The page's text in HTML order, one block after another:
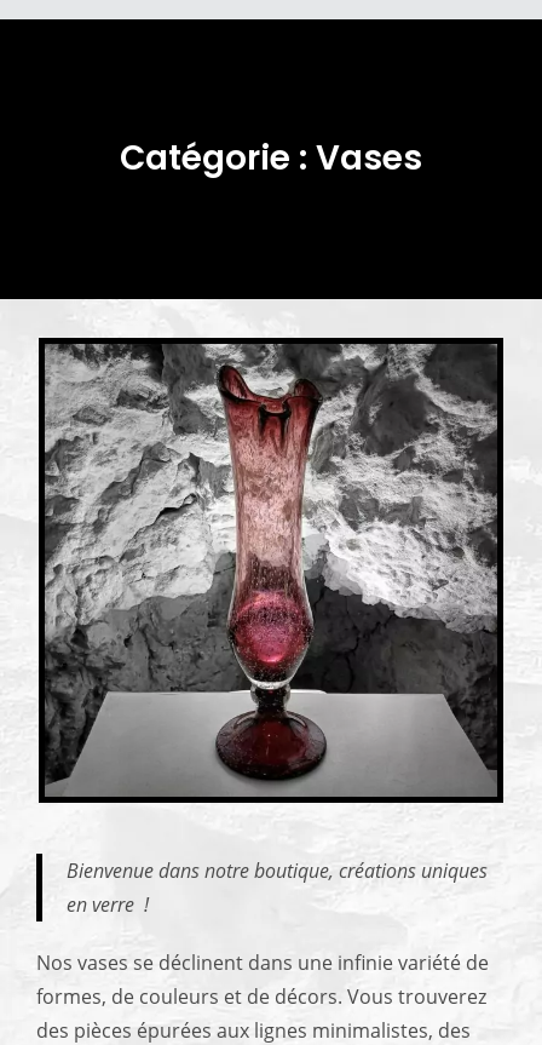
Catégorie : Vases
Bienvenue dans notre boutique, créations uniques
en verre !
Nos vases se déclinent dans une infinie variété de
formes, de couleurs et de décors. Vous trouverez
des pièces épurées aux lignes minimalistes, des